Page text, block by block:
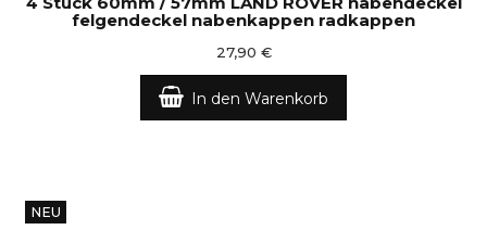
felgendeckel nabenkappen radkappen
27,90 €
In den Warenkorb
NEU